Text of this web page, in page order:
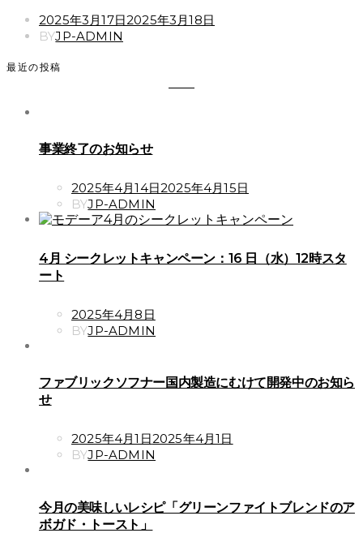
POSTED
ON
2025年3月17日2025年3月18日
BYJP-ADMIN
最近の投稿
事業終了のお知らせ
POSTED
ON
2025年4月14日2025年4月15日
BYJP-ADMIN
4月 シークレットキャンペーン：16 日（水）12時スタ
ート
POSTED
ON
2025年4月8日
BYJP-ADMIN
ファブリックソフナー国内製造にむけて開発中のお知ら
せ
POSTED
ON
2025年4月1日2025年4月1日
BYJP-ADMIN
今月の美味しいレシピ「グリーンファイトブレンドのア
ボガド・トースト」